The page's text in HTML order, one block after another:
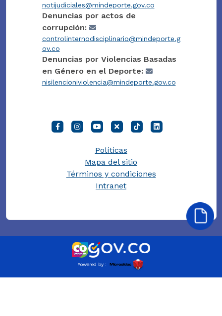
notijudiciales@mindeporte.gov.co
Denuncias por actos de
corrupción:
controlinternodisciplinario@mindeporte.g
ov.co
Denuncias por Violencias Basadas
en Género en el Deporte:
nisilencioniviolencia@mindeporte.gov.co
Políticas
Mapa del sitio
Términos y condiciones
Intranet
Powered by :